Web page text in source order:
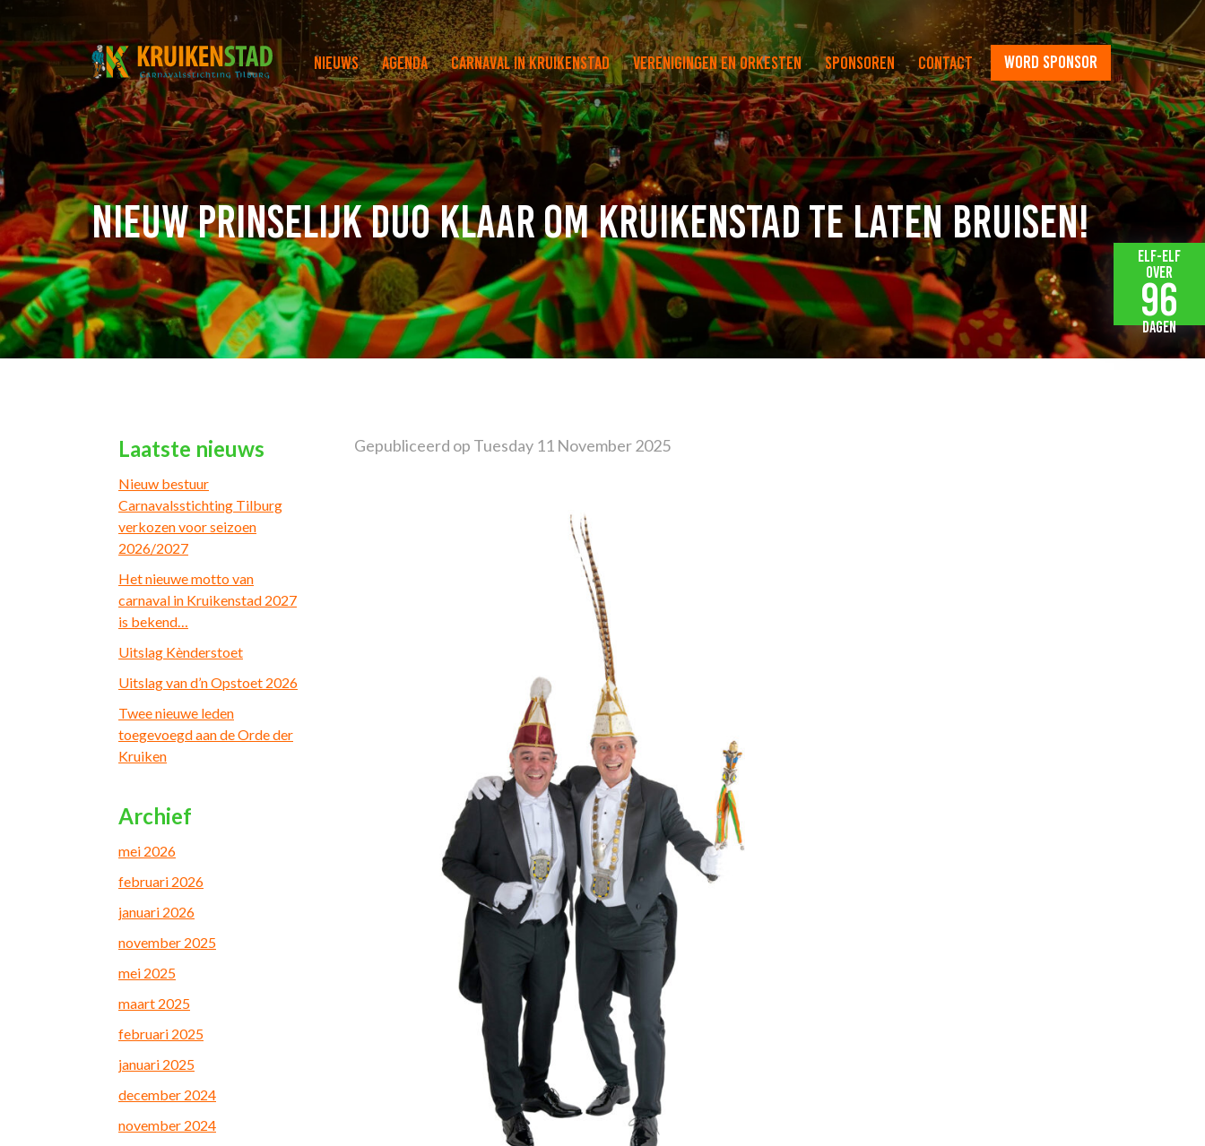
Nieuws Agenda Carnaval in Kruikenstad Verenigingen en orkesten Sponsoren Contact word sponsor
Nieuw Prinselijk Duo klaar om Kruikenstad te laten bruisen!
Laatste nieuws
Nieuw bestuur
Carnavalsstichting Tilburg
verkozen voor seizoen
2026/2027
Het nieuwe motto van
carnaval in Kruikenstad 2027
is bekend…
Uitslag Kènderstoet
Uitslag van d’n Opstoet 2026
Twee nieuwe leden
toegevoegd aan de Orde der
Kruiken
Archief
mei 2026
februari 2026
januari 2026
november 2025
mei 2025
maart 2025
februari 2025
januari 2025
december 2024
november 2024
Gepubliceerd op Tuesday 11 November 2025
Elf-elf
over
96
dagen